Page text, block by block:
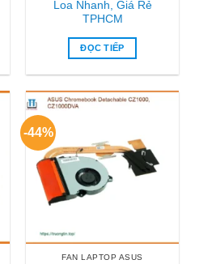
Loa Nhanh, Giá Rẻ
TPHCM
ĐỌC TIẾP
-44%
FAN LAPTOP ASUS